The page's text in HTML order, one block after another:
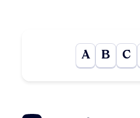
A B C